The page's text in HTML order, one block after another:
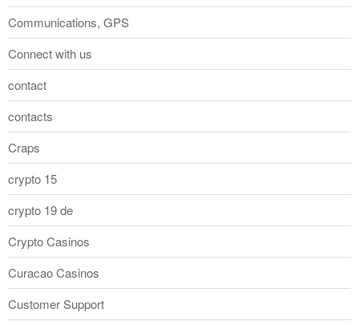
Communications, GPS
Connect with us
contact
contacts
Craps
crypto 15
crypto 19 de
Crypto Casinos
Curacao Casinos
Customer Support